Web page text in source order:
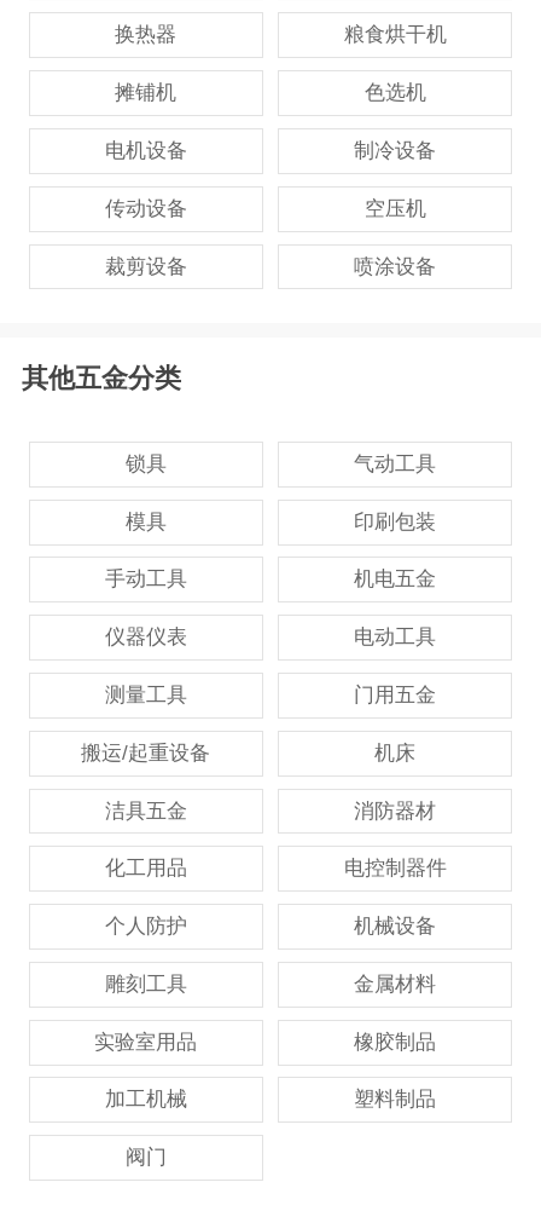
换热器 粮食烘干机
摊铺机 色选机
电机设备 制冷设备
传动设备 空压机
裁剪设备 喷涂设备
其他五金分类
锁具 气动工具
模具 印刷包装
手动工具 机电五金
仪器仪表 电动工具
测量工具 门用五金
搬运/起重设备 机床
洁具五金 消防器材
化工用品 电控制器件
个人防护 机械设备
雕刻工具 金属材料
实验室用品 橡胶制品
加工机械 塑料制品
阀门